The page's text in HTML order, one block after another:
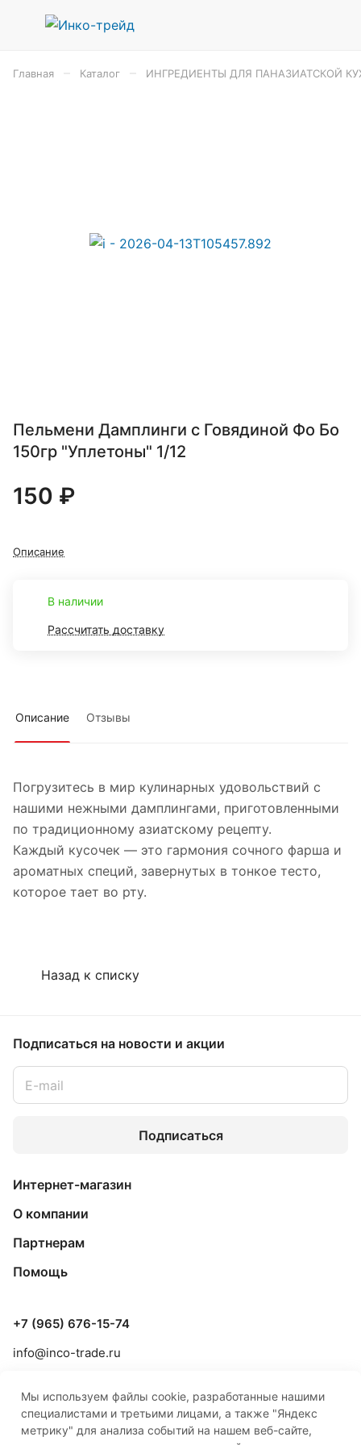
Главная Каталог ИНГРЕДИЕНТЫ ДЛЯ ПАНАЗИАТСКОЙ
Пельмени Дамплинги с Говядиной Фо Бо
150гр "Уплетоны" 1/12
150 ₽
Описание
В наличии
Рассчитать доставку
Описание Отзывы
Погрузитесь в мир кулинарных удовольствий с
нашими нежными дамплингами, приготовленными
по традиционному азиатскому рецепту.
Каждый кусочек — это гармония сочного фарша и
ароматных специй, завернутых в тонкое тесто,
которое тает во рту.
Назад к списку
Подписаться на новости и акции
Подписаться
Интернет-магазин
О компании
Партнерам
Помощь
+7 (965) 676-15-74
info@inco-trade.ru
Мы используем файлы cookie, разработанные нашими
специалистами и третьими лицами, а также "Яндекс
метрику" для анализа событий на нашем веб-сайте,